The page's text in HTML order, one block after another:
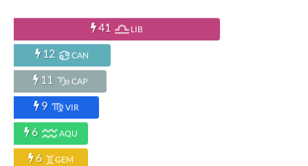
41 LIB
12 CAN
11 CAP
9 VIR
6 AQU
6 GEM